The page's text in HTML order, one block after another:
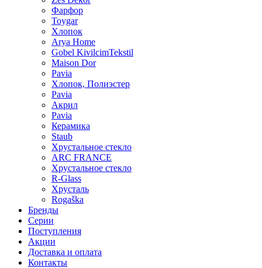
Фарфор
Toygar
Хлопок
Arya Home
Gobel KivilcimTekstil
Maison Dor
Pavia
Хлопок, Полиэстер
Pavia
Акрил
Pavia
Керамика
Staub
Хрустальное стекло
ARC FRANCE
Хрустальное стекло
R-Glass
Хрусталь
Rogaška
Бренды
Серии
Поступления
Акции
Доставка и оплата
Контакты